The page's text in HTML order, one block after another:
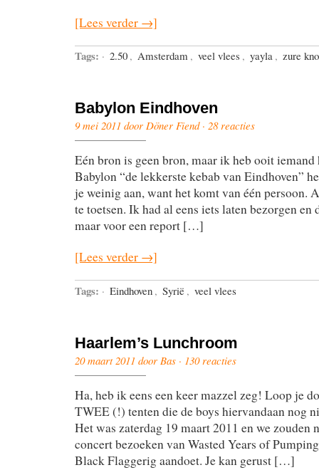
[Lees verder →]
Tags: · 2.50 , Amsterdam , veel vlees , yayla , zure
Babylon Eindhoven
9 mei 2011 door Döner Fiend · 28 reacties
Eén bron is geen bron, maar ik heb ooit iemand
Babylon “de lekkerste kebab van Eindhoven”
je weinig aan, want het komt van één persoon.
te toetsen. Ik had al eens iets laten bezorgen en
maar voor een report […]
[Lees verder →]
Tags: · Eindhoven , Syrië , veel vlees
Haarlem’s Lunchroom
20 maart 2011 door Bas · 130 reacties
Ha, heb ik eens een keer mazzel zeg! Loop je
TWEE (!) tenten die de boys hiervandaan nog
Het was zaterdag 19 maart 2011 en we zouden
concert bezoeken van Wasted Years of
Black Flaggerig aandoet. Je kan gerust […]